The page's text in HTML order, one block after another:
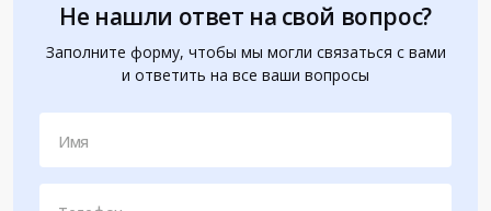
Не нашли ответ на свой вопрос?
Заполните форму, чтобы мы могли связаться с вами
и ответить на все ваши вопросы
Имя